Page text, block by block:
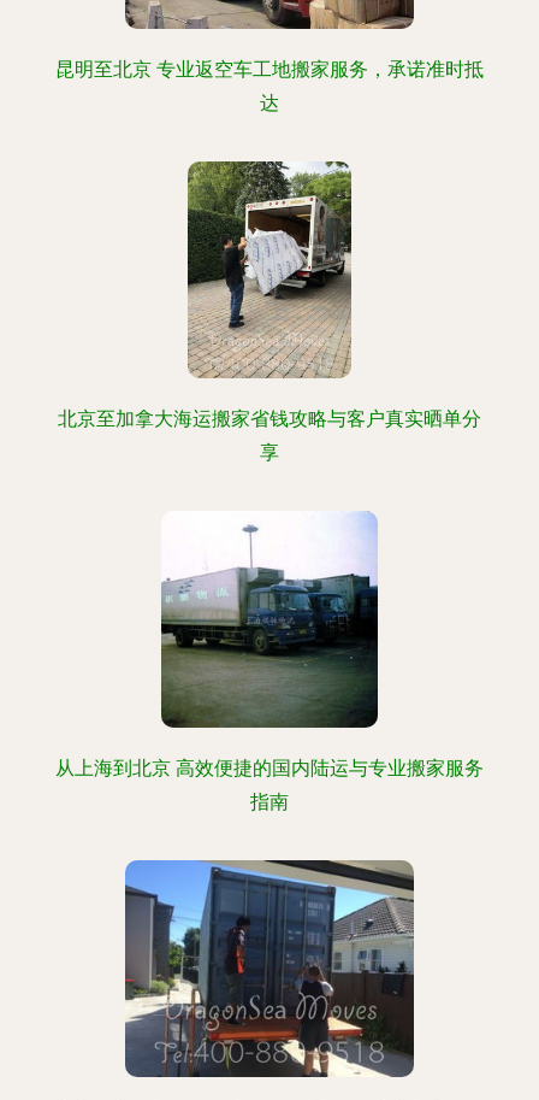
昆明至北京 专业返空车工地搬家服务，承诺准时抵
达
北京至加拿大海运搬家省钱攻略与客户真实晒单分
享
从上海到北京 高效便捷的国内陆运与专业搬家服务
指南